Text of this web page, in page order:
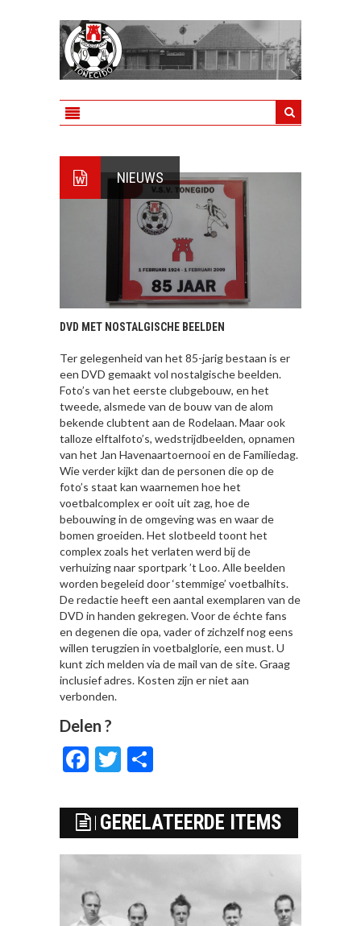
NIEUWS
DVD MET NOSTALGISCHE BEELDEN
Ter gelegenheid van het 85-jarig bestaan is er
een DVD gemaakt vol nostalgische beelden.
Foto’s van het eerste clubgebouw, en het
tweede, alsmede van de bouw van de alom
bekende clubtent aan de Rodelaan. Maar ook
talloze elftalfoto’s, wedstrijdbeelden, opnamen
van het Jan Havenaartoernooi en de Familiedag.
Wie verder kijkt dan de personen die op de
foto’s staat kan waarnemen hoe het
voetbalcomplex er ooit uit zag, hoe de
bebouwing in de omgeving was en waar de
bomen groeiden. Het slotbeeld toont het
complex zoals het verlaten werd bij de
verhuizing naar sportpark ’t Loo. Alle beelden
worden begeleid door ‘stemmige’ voetbalhits.
De redactie heeft een aantal exemplaren van de
DVD in handen gekregen. Voor de échte fans
en degenen die opa, vader of zichzelf nog eens
willen terugzien in voetbalglorie, een must. U
kunt zich melden via de mail van de site. Graag
inclusief adres. Kosten zijn er niet aan
verbonden.
Delen ?
Facebook
Twitter
GERELATEERDE ITEMS